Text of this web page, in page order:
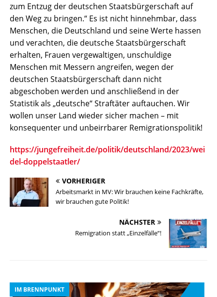
zum Entzug der deutschen Staatsbürgerschaft auf
den Weg zu bringen.“ Es ist nicht hinnehmbar, dass
Menschen, die Deutschland und seine Werte hassen
und verachten, die deutsche Staatsbürgerschaft
erhalten, Frauen vergewaltigen, unschuldige
Menschen mit Messern angreifen, wegen der
deutschen Staatsbürgerschaft dann nicht
abgeschoben werden und anschließend in der
Statistik als „deutsche“ Straftäter auftauchen. Wir
wollen unser Land wieder sicher machen – mit
konsequenter und unbeirrbarer Remigrationspolitik!
https://jungefreiheit.de/politik/deutschland/2023/wei
del-doppelstaatler/
VORHERIGER
Arbeitsmarkt in MV: Wir brauchen keine Fachkräfte,
wir brauchen gute Politik!
NÄCHSTER
Remigration statt „Einzelfälle“!
IM BRENNPUNKT